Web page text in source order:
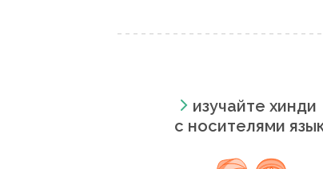
изучайте хинди
с носителями